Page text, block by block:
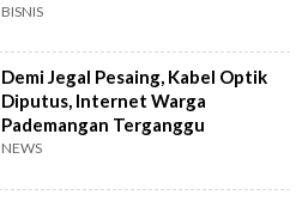
BISNIS
Demi Jegal Pesaing, Kabel Optik
Diputus, Internet Warga
Pademangan Terganggu
NEWS